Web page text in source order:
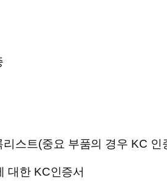
리스트(중요 부품의 경우 KC
대한 KC인증서